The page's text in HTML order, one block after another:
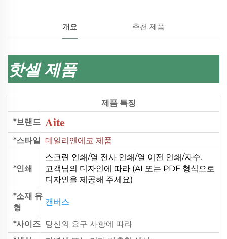
개요 추천 제품
핫셀 제품
제품 특징
*브랜드 Aite
*스타일 데일리앤에코 제품
*인쇄
스크린 인쇄/열 전사 인쇄/열 이전 인쇄/자수.
고객님의 디자인에 따라 (AI 또는 PDF 형식으로
디자인을 제공해 주세요)
*소재 유
형
캔버스
*사이즈 당신의 요구 사항에 따라